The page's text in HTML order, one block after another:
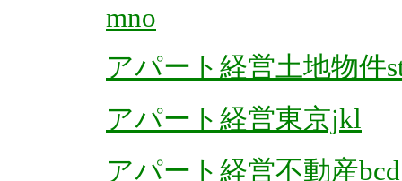
mno
アパート経営土地物件
アパート経営東京jkl
アパート経営不動産bcd